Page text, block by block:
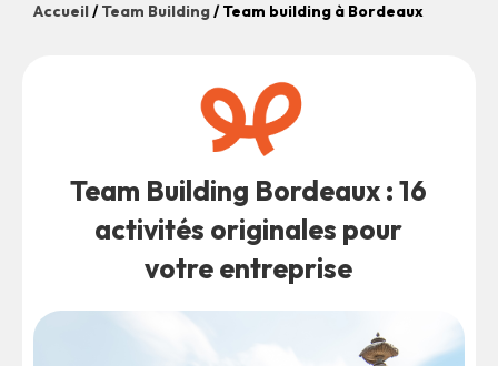
Accueil/Team Building/Team building à Bordeaux
Team Building Bordeaux : 16
activités originales pour
votre entreprise